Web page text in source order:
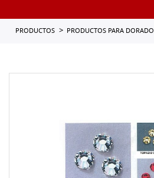
PRODUCTOS PRODUCTOS PARA DORADO